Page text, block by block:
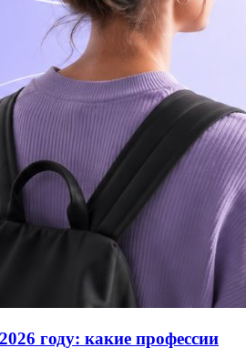
году: какие профессии